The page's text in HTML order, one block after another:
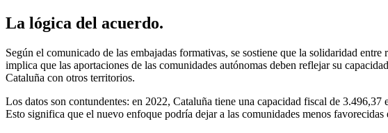
La lógica del acuerdo.
Según el comunicado de las embajadas formativas, se sostiene que la solidaridad
implica que las aportaciones de las comunidades autónomas deben reflejar su
Cataluña con otros territorios.
Los datos son contundentes: en 2022, Cataluña tiene una capacidad fiscal de
Esto significa que el nuevo enfoque podría dejar a las comunidades menos